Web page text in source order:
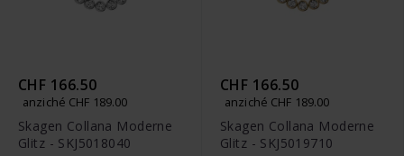
CHF 166.50
anziché CHF 189.00
Skagen Collana Moderne
Glitz - SKJ5018040
CHF 166.50
anziché CHF 189.00
Skagen Collana Moderne
Glitz - SKJ5019710